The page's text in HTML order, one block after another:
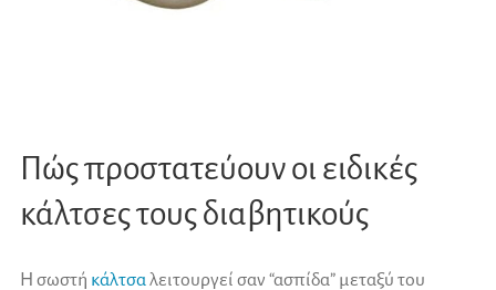
Πώς προστατεύουν οι ειδικές
κάλτσες τους διαβητικούς
Η σωστή κάλτσαλειτουργεί σαν “ασπίδα” μεταξύ του